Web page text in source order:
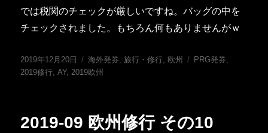
では税関のチェックが厳しいですね。バッグの中を
チェックされました。もちろん何もありませんがｗ
投
稿
2019年12月20日
カ
テ
海外発券 ,旅行・修行 欧州
タ
PRG発券
2019修行 ,AY, 2019欧州
2019-09 欧州修行 その10